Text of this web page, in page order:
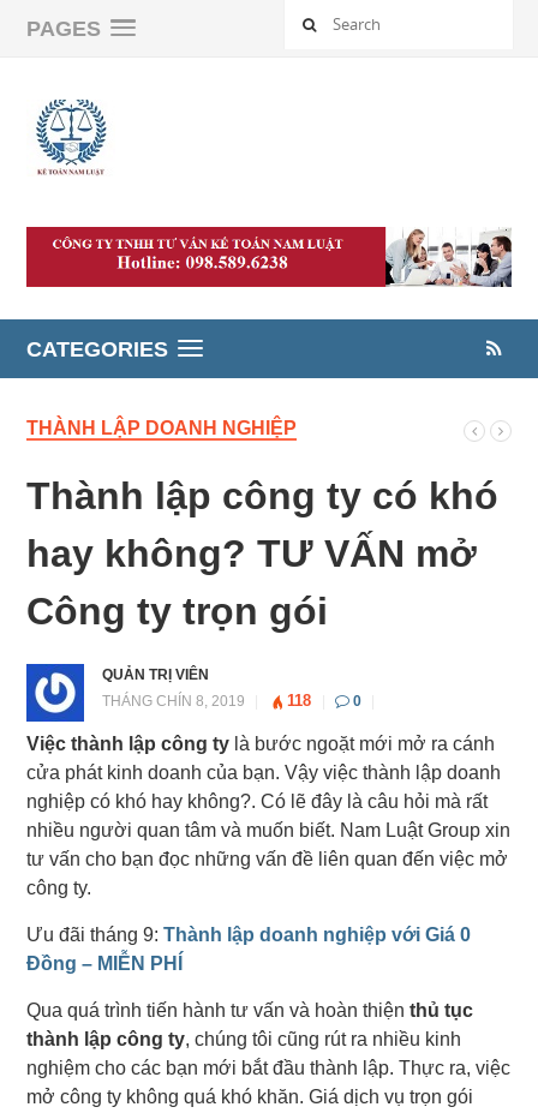
PAGES
CATEGORIES
THÀNH LẬP DOANH NGHIỆP
Thành lập công ty có khó
hay không? TƯ VẤN mở
Công ty trọn gói
QUẢN TRỊ VIÊN
THÁNG CHÍN 8, 2019
118 0
Việc thành lập công ty là bước ngoặt mới mở ra cánh
cửa phát kinh doanh của bạn. Vậy việc thành lập doanh
nghiệp có khó hay không?. Có lẽ đây là câu hỏi mà rất
nhiều người quan tâm và muốn biết. Nam Luật Group xin
tư vấn cho bạn đọc những vấn đề liên quan đến việc mở
công ty.
Ưu đãi tháng 9:Thành lập doanh nghiệp với Giá 0
Đồng – MIỄN PHÍ
Qua quá trình tiến hành tư vấn và hoàn thiệnthủ tục
thành lập công ty, chúng tôi cũng rút ra nhiều kinh
nghiệm cho các bạn mới bắt đầu thành lập. Thực ra, việc
mở công ty không quá khó khăn. Giá dịch vụ trọn gói